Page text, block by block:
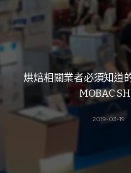
烘焙相關業者必須知道
MOBAC
2019-03-19